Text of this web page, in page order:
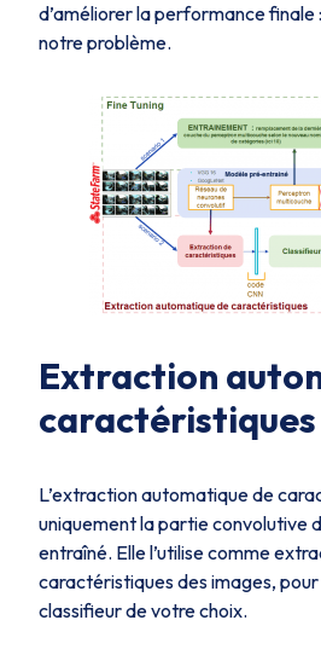
d’améliorer la performance finale
notre problème.
Extraction
caractéristiques
L’extraction automatique de
uniquement la partie convolutive
entraîné. Elle l’utilise comme
caractéristiques des images,
classifieur de votre choix.